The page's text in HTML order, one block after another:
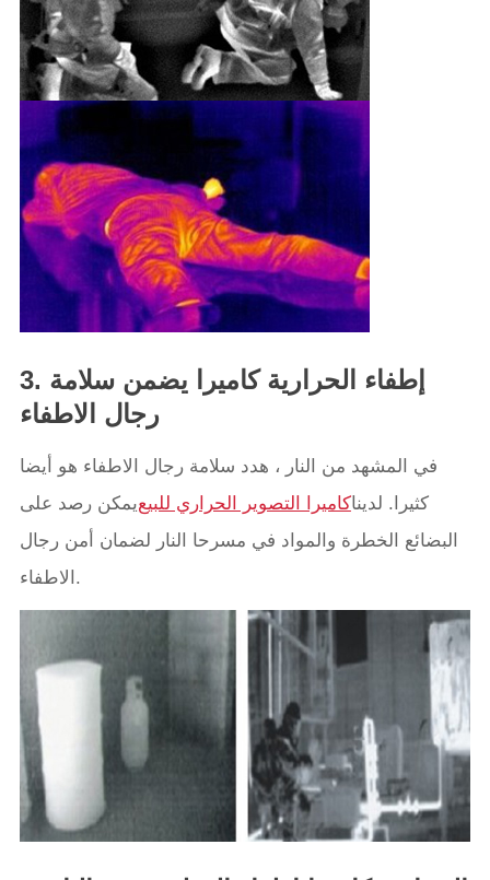
3. إطفاء الحرارية كاميرا يضمن سلامة
رجال الاطفاء
في المشهد من النار ، هدد سلامة رجال الاطفاء هو أيضا
كثيرا. لديناكاميرا التصوير الحراري للبيعيمكن رصد على
البضائع الخطرة والمواد في مسرحا النار لضمان أمن رجال
الاطفاء.